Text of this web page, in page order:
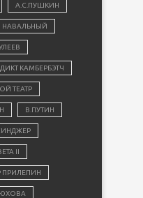
А.С.ПУШКИН
НАВАЛЬНЫЙ
КАМБЕРБЭТЧ
ТЕАТР
В.ПУТИН
II
ПРИЛЕПИН